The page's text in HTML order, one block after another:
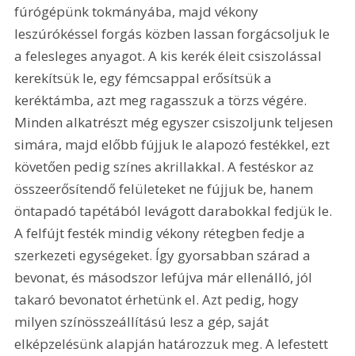
fúrógépünk tokmányába, majd vékony
leszúrókéssel forgás közben lassan forgácsoljuk le
a felesleges anyagot. A kis kerék éleit csiszolással
kerekítsük le, egy fémcsappal erősítsük a
keréktámba, azt meg ragasszuk a törzs végére.
Minden alkatrészt még egyszer csiszoljunk teljesen
simára, majd előbb fújjuk le alapozó festékkel, ezt
követően pedig színes akrillakkal. A festéskor az
összeerősítendő felületeket ne fújjuk be, hanem
öntapadó tapétából levágott darabokkal fedjük le.
A felfújt festék mindig vékony rétegben fedje a
szerkezeti egységeket. Így gyorsabban szárad a
bevonat, és másodszor lefújva már ellenálló, jól
takaró bevonatot érhetünk el. Azt pedig, hogy
milyen színösszeállítású lesz a gép, saját
elképzelésünk alapján határozzuk meg. A lefestett